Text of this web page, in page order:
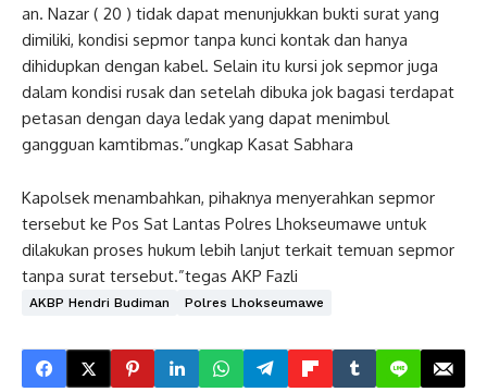
an. Nazar ( 20 ) tidak dapat menunjukkan bukti surat yang
dimiliki, kondisi sepmor tanpa kunci kontak dan hanya
dihidupkan dengan kabel. Selain itu kursi jok sepmor juga
dalam kondisi rusak dan setelah dibuka jok bagasi terdapat
petasan dengan daya ledak yang dapat menimbul
gangguan kamtibmas.”ungkap Kasat Sabhara
Kapolsek menambahkan, pihaknya menyerahkan sepmor
tersebut ke Pos Sat Lantas Polres Lhokseumawe untuk
dilakukan proses hukum lebih lanjut terkait temuan sepmor
tanpa surat tersebut.”tegas AKP Fazli
AKBP Hendri Budiman Polres Lhokseumawe